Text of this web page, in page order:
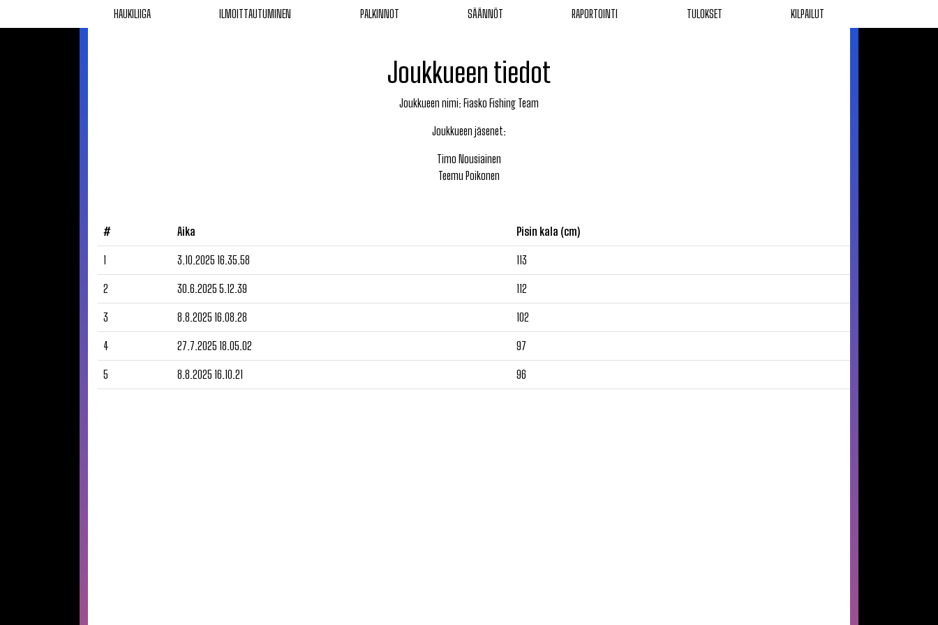
HAUKILIIGA ILMOITTAUTUMINEN PALKINNOT SÄÄNNÖT RAPORTOINTI TULOKSET KILPAILUT
Joukkueen tiedot
Joukkueen nimi:Fiasko Fishing Team
Joukkueen jäsenet:
Timo Nousiainen
Teemu Poikonen
# Aika Pisin kala (cm)
1 3.10.2025 16.35.58 113
2 30.6.2025 5.12.39 112
3 8.8.2025 16.08.28 102
4 27.7.2025 18.05.02 97
5 8.8.2025 16.10.21 96